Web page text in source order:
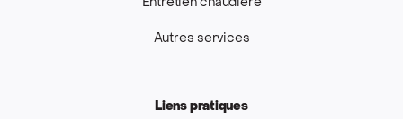
Entretien chaudière
Autres services
Liens pratiques